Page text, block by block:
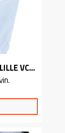
MAKITA ESISUODATIN VEDEN IMUUN MALLILLE VC3210L